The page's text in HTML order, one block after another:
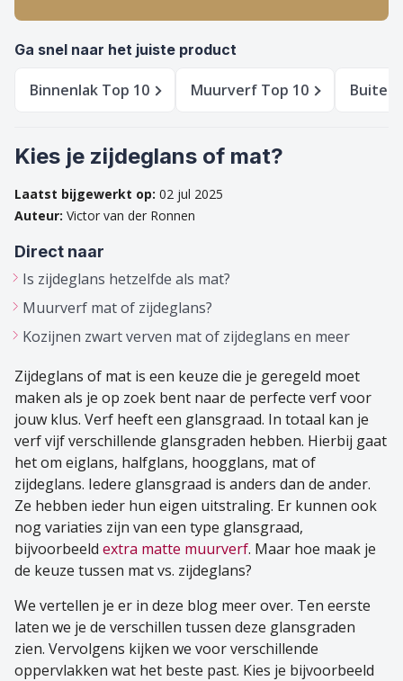
Schakel- & Systeemverf
Betonverf & Vloercoating
Metaalverf
Spuitbussen
Kleuren
Gereedschappen
Afdekken
Beschermen
Glasweefsel & Lijm
Kleurenwaaiers & Kleurtesters
Hobby & creatief
Ga snel naar het juiste product
Binnenlak Top 10 Muurverf Top 10
Kies je zijdeglans of mat?
Laatst bijgewerkt op: 02 jul 2025
Auteur: Victor van der Ronnen
Direct naar
Is zijdeglans hetzelfde als mat?
Muurverf mat of zijdeglans?
Kozijnen zwart verven mat of zijdeglans en meer
Zijdeglans of mat is een keuze die je geregeld moet
maken als je op zoek bent naar de perfecte verf voor
jouw klus. Verf heeft een glansgraad. In totaal kan je
verf vijf verschillende glansgraden hebben. Hierbij gaat
het om eiglans, halfglans, hoogglans, mat of
zijdeglans. Iedere glansgraad is anders dan de ander.
Ze hebben ieder hun eigen uitstraling. Er kunnen ook
nog variaties zijn van een type glansgraad,
bijvoorbeeld extra matte muurverf. Maar hoe maak je
de keuze tussen mat vs. zijdeglans?
We vertellen je er in deze blog meer over. Ten eerste
laten we je de verschillen tussen deze glansgraden
zien. Vervolgens kijken we voor verschillende
oppervlakken wat het beste past. Kies je bijvoorbeeld